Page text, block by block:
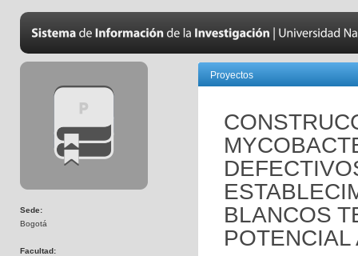
Sede:
Bogotá
Facultad:
Proyectos
BLANCOS